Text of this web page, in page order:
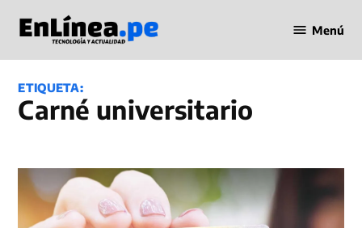
contenido
en Línea
Menú
ETIQUETA:
carné universitario